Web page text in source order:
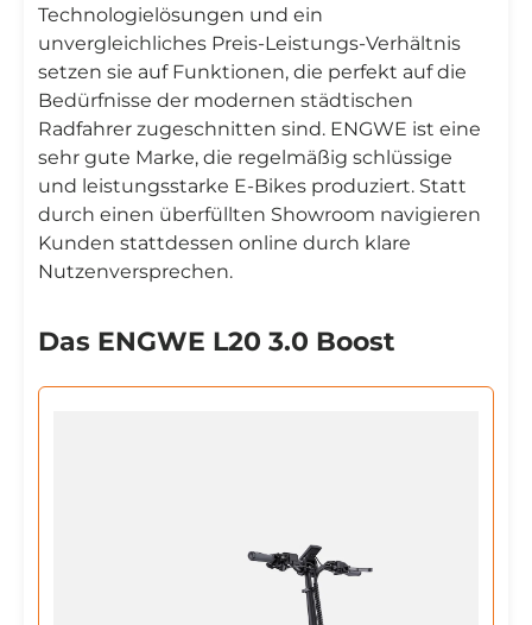
Technologielösungen und ein
unvergleichliches Preis-Leistungs-Verhältnis
setzen sie auf Funktionen, die perfekt auf die
Bedürfnisse der modernen städtischen
Radfahrer zugeschnitten sind. ENGWE ist eine
sehr gute Marke, die regelmäßig schlüssige
und leistungsstarke E-Bikes produziert. Statt
durch einen überfüllten Showroom navigieren
Kunden stattdessen online durch klare
Nutzenversprechen.
Das ENGWE L20 3.0 Boost